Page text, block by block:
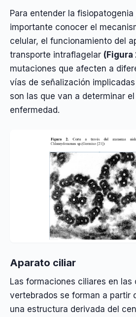
Para entender la fisiopatogenia
importante conocer el
celular, el funcionamiento del
transporte intraflagelar (Figura
mutaciones que afecten a
vías de señalización
son las que van a determinar
enfermedad.
Aparato ciliar
Las formaciones ciliares en las
vertebrados se forman a partir
una estructura derivada del